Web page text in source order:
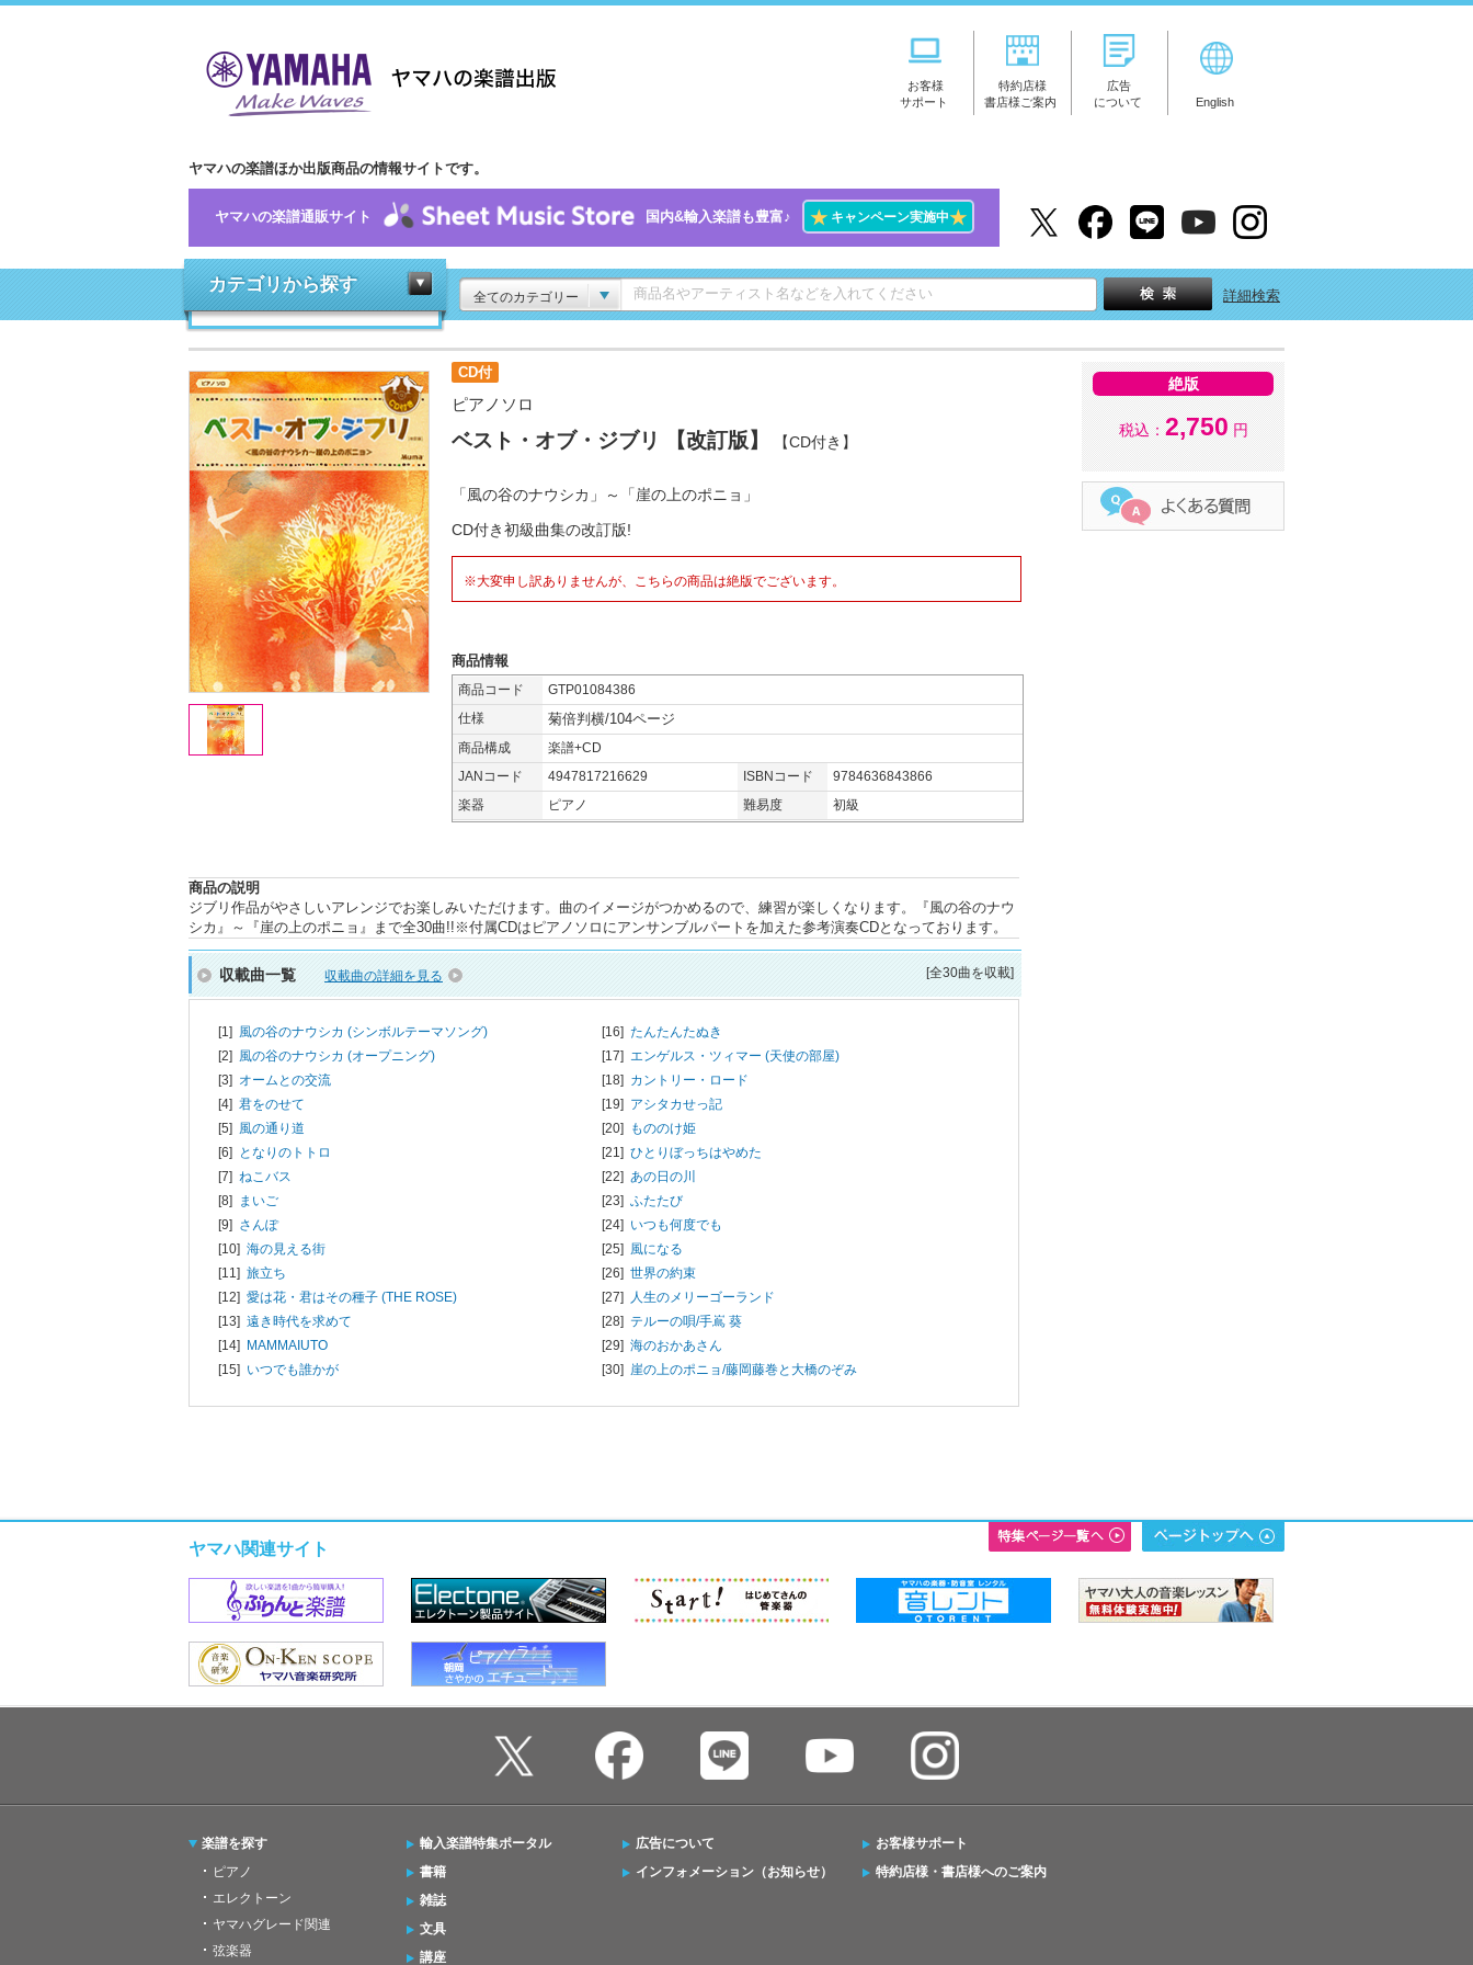
お客様
サポート
特約店様
書店様ご案内
広告
について
English
ヤマハの楽譜ほか出版商品の情報サイトです。
ヤマハの楽譜通販サイト 国内&輸入楽譜も豊富♪ ★キャンペーン実施中★
カテゴリから探す
全てのカテゴリー 詳細検索
CD付
ピアノソロ
ベスト・オブ・ジブリ 【改訂版】 【CD付き】
「風の谷のナウシカ」～「崖の上のポニョ」
CD付き初級曲集の改訂版!
※大変申し訳ありませんが、こちらの商品は絶版でございます。
商品情報
商品コード
GTP01084386
仕様
菊倍判横/104ページ
商品構成
楽譜+CD
JANコード
4947817216629 ISBNコード
9784636843866
楽器
ピアノ 難易度 初級
商品の説明
ジブリ作品がやさしいアレンジでお楽しみいただけます。曲のイメージがつかめるので、練習が楽しくなります。『風の谷のナウ
シカ』～『崖の上のポニョ』まで全30曲!!※付属CDはピアノソロにアンサンブルパートを加えた参考演奏CDとなっております。
収載曲一覧 収載曲の詳細を見る [全30曲を収載]
[1] 風の谷のナウシカ (シンボルテーマソング)
[2] 風の谷のナウシカ (オープニング)
[3] オームとの交流
[4] 君をのせて
[5] 風の通り道
[6] となりのトトロ
[7] ねこバス
[8] まいご
[9] さんぽ
[10] 海の見える街
[11] 旅立ち
[12] 愛は花・君はその種子 (THE ROSE)
[13] 遠き時代を求めて
[14] MAMMAIUTO
[15] いつでも誰かが
[16] たんたんたぬき
[17] エンゲルス・ツィマー (天使の部屋)
[18] カントリー・ロード
[19] アシタカせっ記
[20] もののけ姫
[21] ひとりぼっちはやめた
[22] あの日の川
[23] ふたたび
[24] いつも何度でも
[25] 風になる
[26] 世界の約束
[27] 人生のメリーゴーランド
[28] テルーの唄/手嶌 葵
[29] 海のおかあさん
[30] 崖の上のポニョ/藤岡藤巻と大橋のぞみ
絶版
税込： 2,750 円
ヤマハ関連サイト
楽譜を探す
ピアノ
エレクトーン
ヤマハグレード関連
弦楽器
輸入楽譜特集ポータル
書籍
雑誌
文具
講座
広告について
インフォメーション（お知らせ）
お客様サポート
特約店様・書店様へのご案内